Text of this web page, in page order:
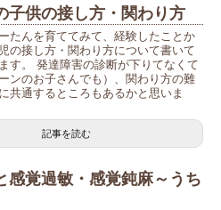
子供の接し方・関わり方
たんを育ててみて、経験したことか
の接し方・関わり方について書いて
す。 発達障害の診断が下りてなくて
ンのお子さんでも）、関わり方の難
共通するところもあるかと思いま
記事を読む
感覚過敏・感覚鈍麻～うち